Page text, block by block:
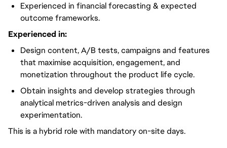
Experienced in financial forecasting & expected
outcome frameworks.
Experienced in:
Design content, A/B tests, campaigns and features
that maximise acquisition, engagement, and
monetization throughout the product life cycle.
Obtain insights and develop strategies through
analytical metrics-driven analysis and design
experimentation.
This is a hybrid role with mandatory on-site days.